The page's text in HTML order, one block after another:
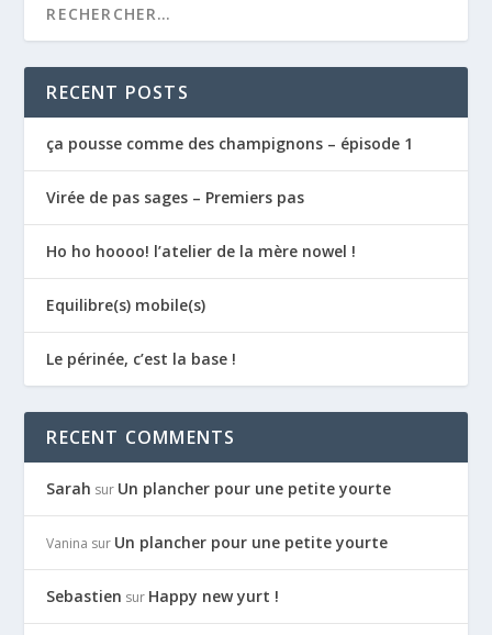
RECENT POSTS
ça pousse comme des champignons – épisode 1
Virée de pas sages – Premiers pas
Ho ho hoooo! l’atelier de la mère nowel !
Equilibre(s) mobile(s)
Le périnée, c’est la base !
RECENT COMMENTS
Sarah sur Un plancher pour une petite yourte
Vanina sur Un plancher pour une petite yourte
Sebastien sur Happy new yurt !